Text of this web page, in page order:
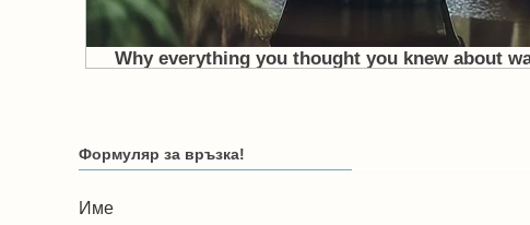
Формуляр за връзка!
Име